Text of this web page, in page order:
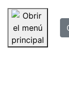
Saltar la